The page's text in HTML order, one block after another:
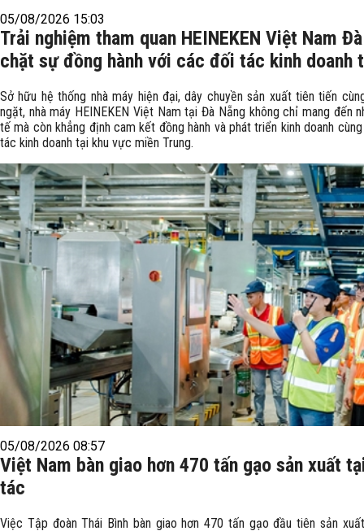
05/08/2026 15:03
Trải nghiệm tham quan HEINEKEN Việt Nam
chặt sự đồng hành với các đối tác kinh doanh
Sở hữu hệ thống nhà máy hiện đại, dây chuyền sản xuất tiên tiến
ngặt, nhà máy HEINEKEN Việt Nam tại Đà Nẵng không chỉ mang đến
tế mà còn khẳng định cam kết đồng hành và phát triển kinh doanh
tác kinh doanh tại khu vực miền Trung.
05/08/2026 08:57
Việt Nam bàn giao hơn 470 tấn gạo sản xuất
tác
Việc Tập đoàn Thái Bình bàn giao hơn 470 tấn gạo đầu tiên sản